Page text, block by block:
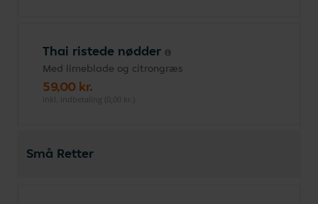
Thai ristede nødder
Med limeblade og citrongræs
59,00 kr.
inkl. indbetaling (0,00 kr.)
Små Retter